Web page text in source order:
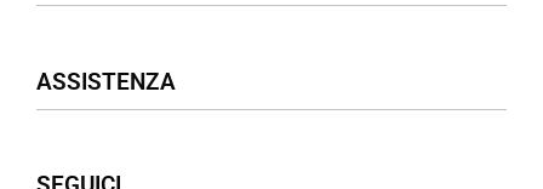
Donna
ASSISTENZA